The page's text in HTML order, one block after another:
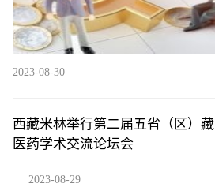
2023-08-30
西藏米林举行第二届五省（区）藏
医药学术交流论坛会
2023-08-29